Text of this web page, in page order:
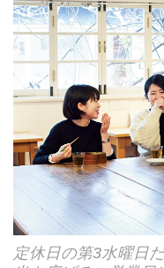
定休日の第3水曜日